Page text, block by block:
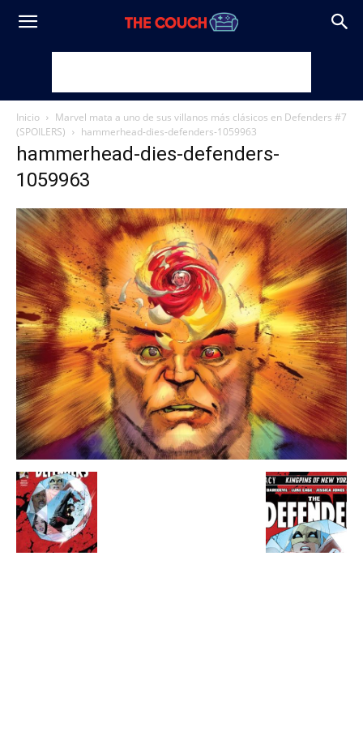
Inicio
Marvel mata a uno de sus villanos más clásicos en Defenders #7
(SPOILERS)
hammerhead-dies-defenders-1059963
hammerhead-dies-defenders-
1059963